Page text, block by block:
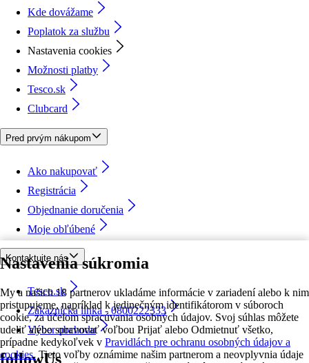
Nastavenia súkromia
My a našich 18 partnerov ukladáme informácie v zariadení alebo k nim
pristupujeme, napríklad k jedinečným identifikátorom v súboroch
cookie, za účelom spracúvania osobných údajov. Svoj súhlas môžete
udeliť alebo spravovať voľbou Prijať alebo Odmietnuť všetko,
prípadne kedykoľvek v Pravidlách pre ochranu osobných údajov a
cookies. Tieto voľby oznámime našim partnerom a neovplyvnia údaje
Kde dovážame
Poplatok za službu
Nastavenia cookies
Možnosti platby
Tesco.sk
Clubcard
Pred prvým nákupom
Ako nakupovať
Registrácia
Objednanie doručenia
Moje obľúbené
Kontaktujte nás
Tesco.sk
Zákaznícka linka - 0800222333
Výber obchodu
followUs